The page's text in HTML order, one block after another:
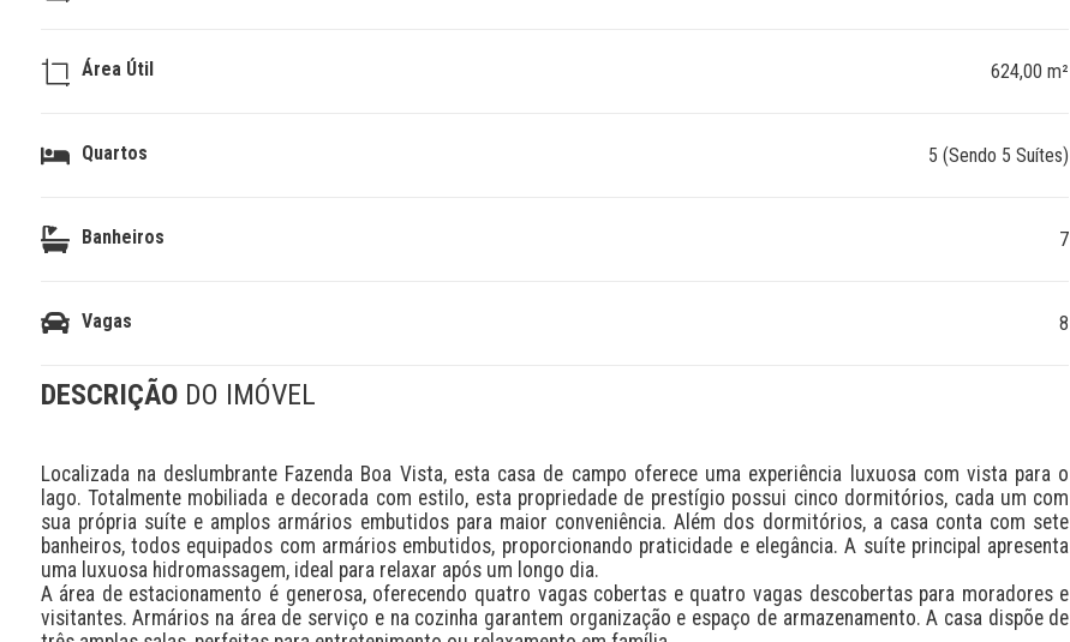
Área Útil 624,00 m²
Quartos 5 (Sendo 5 Suítes)
Banheiros 7
Vagas 8
DESCRIÇÃO DO IMÓVEL
Localizada na deslumbrante Fazenda Boa Vista, esta casa de campo oferece uma experiência luxuosa com vista para o
lago. Totalmente mobiliada e decorada com estilo, esta propriedade de prestígio possui cinco dormitórios, cada um com
sua própria suíte e amplos armários embutidos para maior conveniência. Além dos dormitórios, a casa conta com sete
banheiros, todos equipados com armários embutidos, proporcionando praticidade e elegância. A suíte principal apresenta
uma luxuosa hidromassagem, ideal para relaxar após um longo dia.
A área de estacionamento é generosa, oferecendo quatro vagas cobertas e quatro vagas descobertas para moradores e
visitantes. Armários na área de serviço e na cozinha garantem organização e espaço de armazenamento. A casa dispõe de